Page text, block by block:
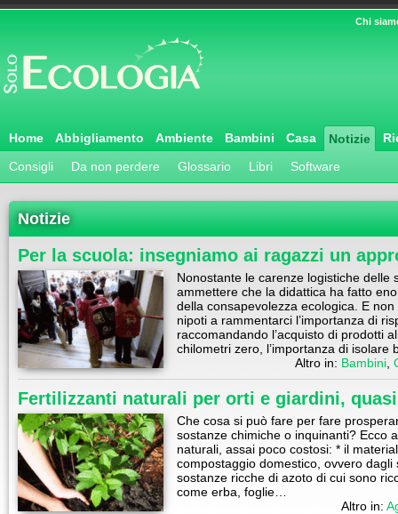
Chi
Home Abbigliamento Ambiente Bambini Casa Notizie
Consigli
Da non perdere Glossario Libri Software
Notizie
Per la scuola: insegniamo ai ragazzi un
Nonostante le carenze logistiche delle
ammettere che la didattica ha fatto
della consapevolezza ecologica. E
nipoti a rammentarci l’importanza di
raccomandando l’acquisto di prodotti
chilometri zero, l’importanza di
Altro in: Bambini
Fertilizzanti naturali per orti e giardini,
Che cosa si può fare per fare
sostanze chimiche o inquinanti? Ecco
naturali, assai poco costosi: * il
compostaggio domestico, ovvero
sostanze ricche di azoto di cui sono
come erba, foglie…
Altro in: